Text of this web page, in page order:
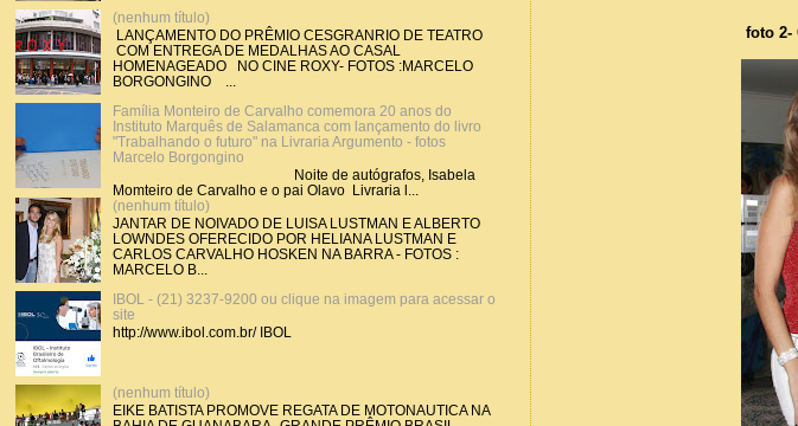
foto 2-
(nenhum título)
LANÇAMENTO DO PRÊMIO CESGRANRIO DE TEATRO
COM ENTREGA DE MEDALHAS AO CASAL
HOMENAGEADO NO CINE ROXY- FOTOS :MARCELO
BORGONGINO ...
Família Monteiro de Carvalho comemora 20 anos do
Instituto Marquês de Salamanca com lançamento do livro
"Trabalhando o futuro" na Livraria Argumento - fotos
Marcelo Borgongino
Noite de autógrafos, Isabela
Momteiro de Carvalho e o pai Olavo Livraria l...
(nenhum título)
JANTAR DE NOIVADO DE LUISA LUSTMAN E ALBERTO
LOWNDES OFERECIDO POR HELIANA LUSTMAN E
CARLOS CARVALHO HOSKEN NA BARRA - FOTOS :
MARCELO B...
IBOL - (21) 3237-9200 ou clique na imagem para acessar o
site
http://www.ibol.com.br/ IBOL
(nenhum título)
EIKE BATISTA PROMOVE REGATA DE MOTONAUTICA NA